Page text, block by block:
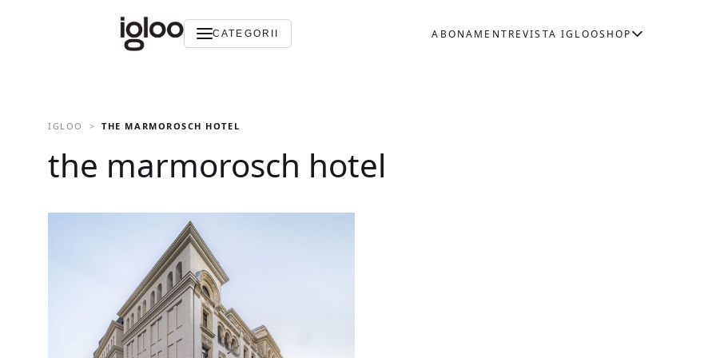
CATEGORII ABONAMENTREVISTA IGLOOSHOP
IGLOO THE MARMOROSCH HOTEL
the marmorosch hotel